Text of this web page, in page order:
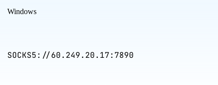
Windows
SOCKS5://60.249.20.17:7890